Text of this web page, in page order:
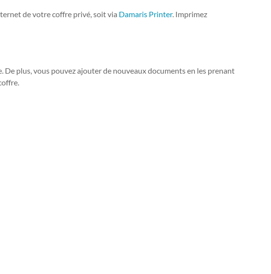
de votre coffre privé, soit via Damaris Printer. Imprimez
De plus, vous pouvez ajouter de nouveaux documents en les prenant